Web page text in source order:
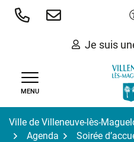
Aller
Je suis
MENU
Ville de Villeneuve-lès-
Agenda
Soirée